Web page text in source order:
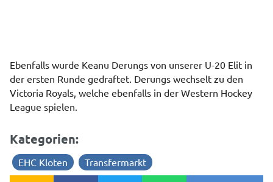
Ebenfalls wurde Keanu Derungs von unserer U-20 Elit in
der ersten Runde gedraftet. Derungs wechselt zu den
Victoria Royals, welche ebenfalls in der Western Hockey
League spielen.
Kategorien:
EHC Kloten Transfermarkt